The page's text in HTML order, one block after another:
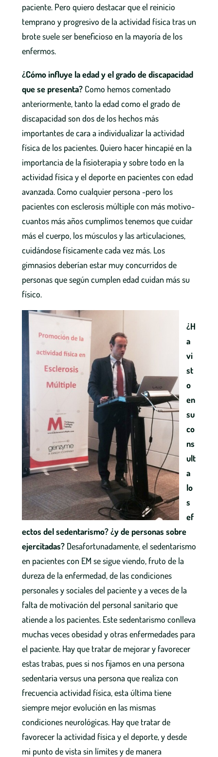
paciente. Pero quiero destacar que el reinicio
temprano y progresivo de la actividad física tras un
brote suele ser beneficioso en la mayoría de los
enfermos.
¿Cómo influye la edad y el grado de discapacidad
que se presenta?Como hemos comentado
anteriormente, tanto la edad como el grado de
discapacidad son dos de los hechos más
importantes de cara a individualizar la actividad
física de los pacientes. Quiero hacer hincapié en la
importancia de la fisioterapia y sobre todo en la
actividad física y el deporte en pacientes con edad
avanzada. Como cualquier persona -pero los
pacientes con esclerosis múltiple con más motivo-
cuantos más años cumplimos tenemos que cuidar
más el cuerpo, los músculos y las articulaciones,
cuidándose físicamente cada vez más. Los
gimnasios deberían estar muy concurridos de
personas que según cumplen edad cuidan más su
físico.
¿H
a
vi
st
o
en
su
co
ns
ult
a
lo
s
ef
ectos del sedentarismo? ¿y de personas sobre
ejercitadas? Desafortunadamente, el sedentarismo
en pacientes con EM se sigue viendo, fruto de la
dureza de la enfermedad, de las condiciones
personales y sociales del paciente y a veces de la
falta de motivación del personal sanitario que
atiende a los pacientes. Este sedentarismo conlleva
muchas veces obesidad y otras enfermedades para
el paciente. Hay que tratar de mejorar y favorecer
estas trabas, pues si nos fijamos en una persona
sedentaria versus una persona que realiza con
frecuencia actividad física, esta última tiene
siempre mejor evolución en las mismas
condiciones neurológicas. Hay que tratar de
favorecer la actividad física y el deporte, y desde
mi punto de vista sin límites y de manera